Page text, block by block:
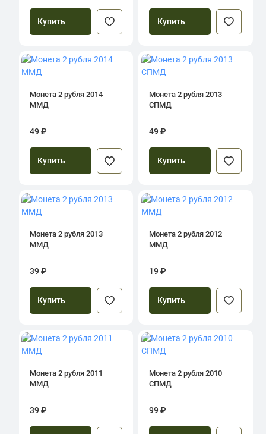
Купить Купить
Монета 2 рубля 2014
ММД
49 ₽
Купить
Монета 2 рубля 2013
СПМД
49 ₽
Купить
Монета 2 рубля 2013
ММД
39 ₽
Купить
Монета 2 рубля 2012
ММД
19 ₽
Купить
Монета 2 рубля 2011
ММД
39 ₽
Монета 2 рубля 2010
СПМД
99 ₽